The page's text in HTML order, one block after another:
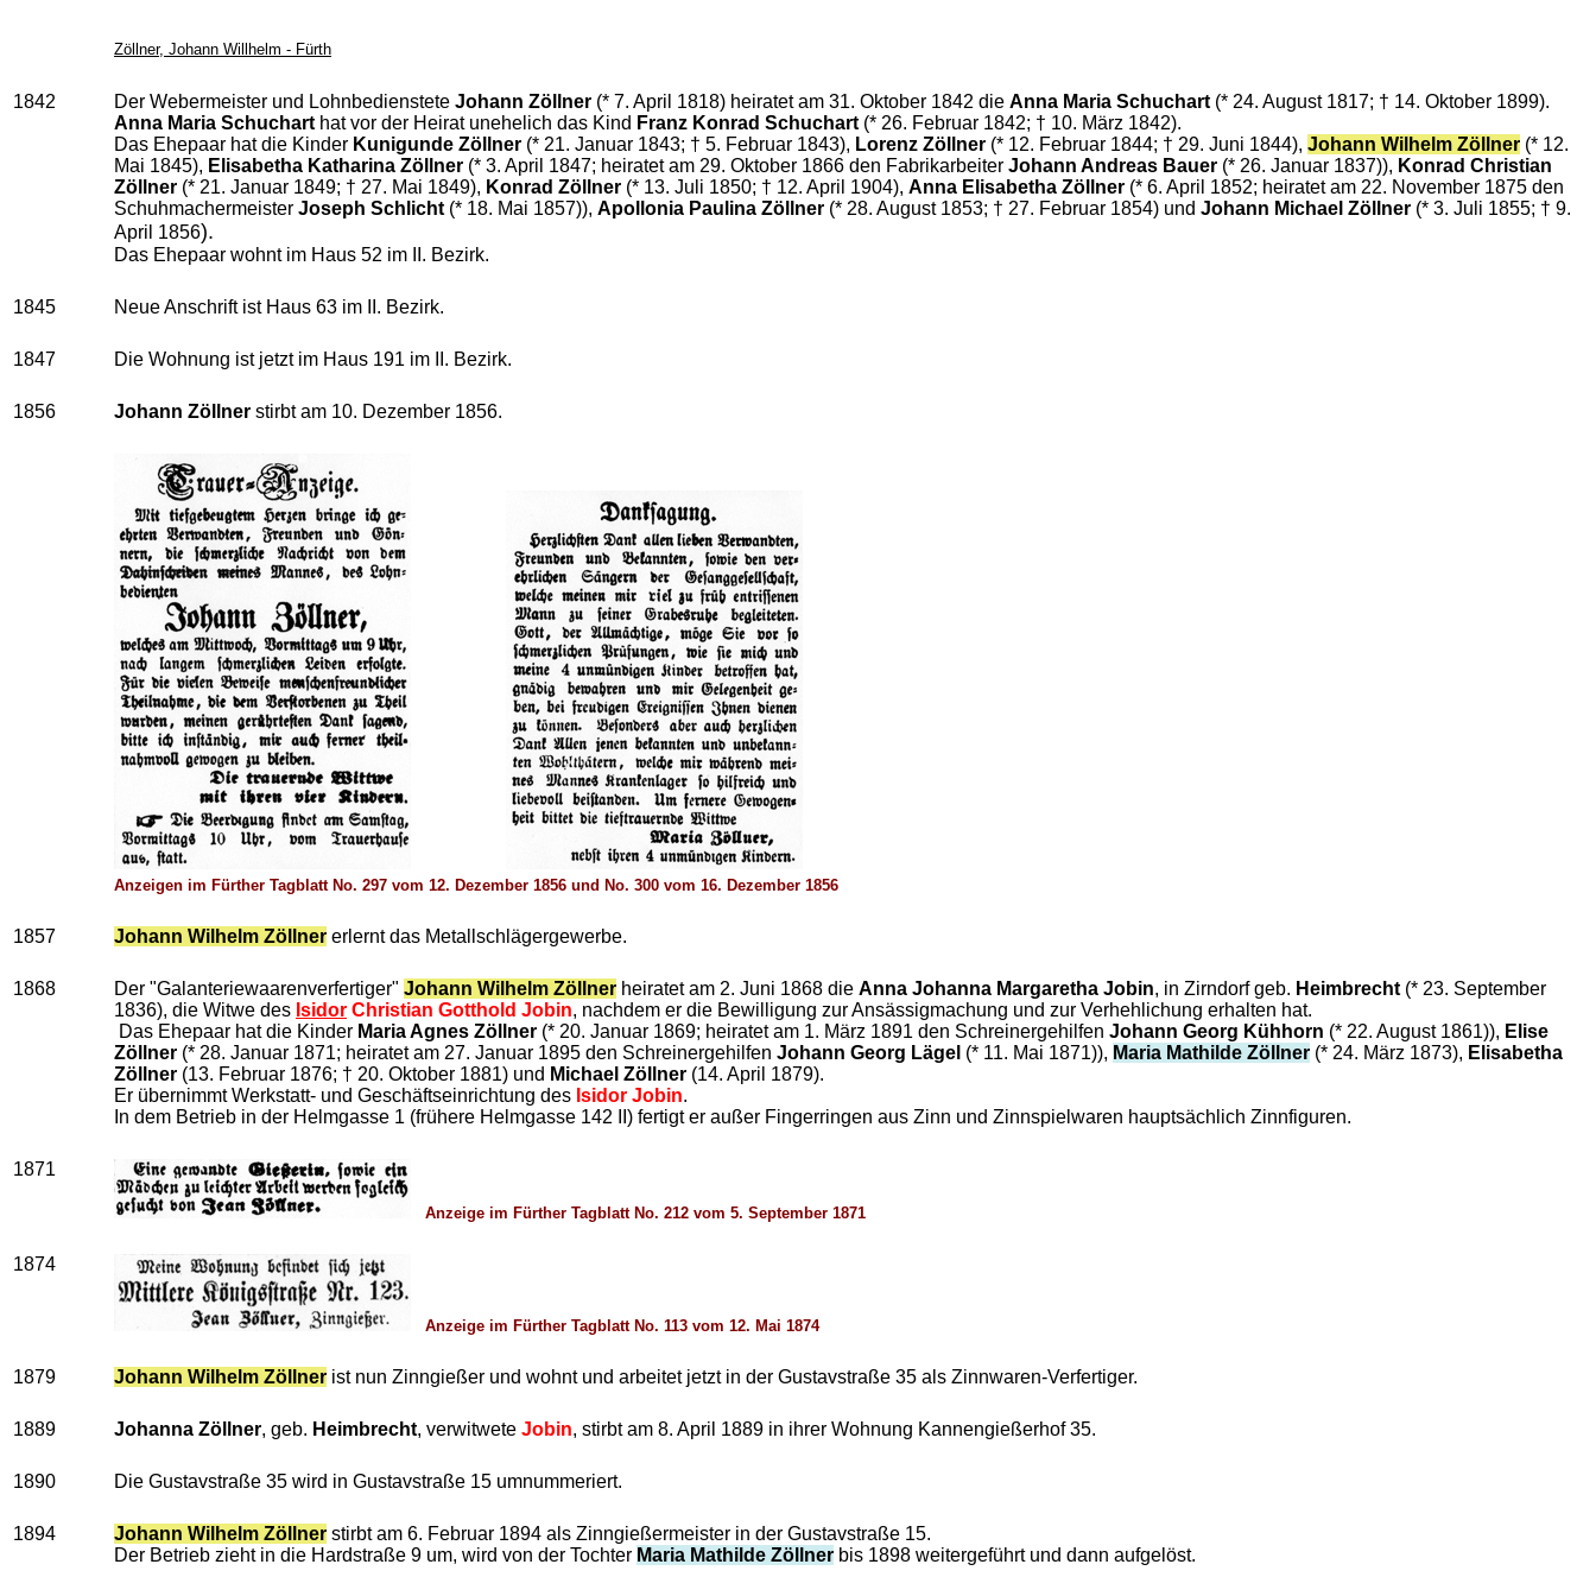
Zöllner, Johann Willhelm - Fürth
1842 Der Webermeister und Lohnbedienstete Johann Zöllner (* 7. April 1818) heiratet am 31. Oktober 1842 die Anna Maria Schuchart (* 24. August 1817; † 14. Oktober 1899).
Anna Maria Schuchart hat vor der Heirat unehelich das Kind Franz Konrad Schuchart (* 26. Februar 1842; † 10. März 1842).
Das Ehepaar hat die Kinder Kunigunde Zöllner (* 21. Januar 1843; † 5. Februar 1843), Lorenz Zöllner (* 12. Februar 1844; † 29. Juni 1844), Johann Wilhelm Zöllner (* 12.
Mai 1845), Elisabetha Katharina Zöllner (* 3. April 1847; heiratet am 29. Oktober 1866 den Fabrikarbeiter Johann Andreas Bauer (* 26. Januar 1837)), Konrad Christian
Zöllner (* 21. Januar 1849; † 27. Mai 1849), Konrad Zöllner (* 13. Juli 1850; † 12. April 1904), Anna Elisabetha Zöllner (* 6. April 1852; heiratet am 22. November 1875 den
Schuhmachermeister Joseph Schlicht (* 18. Mai 1857)), Apollonia Paulina Zöllner (* 28. August 1853; † 27. Februar 1854) und Johann Michael Zöllner (* 3. Juli 1855; † 9.
April 1856).
Das Ehepaar wohnt im Haus 52 im II. Bezirk.
1845 Neue Anschrift ist Haus 63 im II. Bezirk.
1847 Die Wohnung ist jetzt im Haus 191 im II. Bezirk.
1856 Johann Zöllner stirbt am 10. Dezember 1856.
Anzeigen im Fürther Tagblatt No. 297 vom 12. Dezember 1856 und No. 300 vom 16. Dezember 1856
1857 Johann Wilhelm Zöllner erlernt das Metallschlägergewerbe.
1868 Der "Galanteriewaarenverfertiger" Johann Wilhelm Zöllner heiratet am 2. Juni 1868 die Anna Johanna Margaretha Jobin, in Zirndorf geb. Heimbrecht (* 23. September
1836), die Witwe des Isidor Christian Gotthold Jobin, nachdem er die Bewilligung zur Ansässigmachung und zur Verhehlichung erhalten hat.
Das Ehepaar hat die Kinder Maria Agnes Zöllner (* 20. Januar 1869; heiratet am 1. März 1891 den Schreinergehilfen Johann Georg Kühhorn (* 22. August 1861)), Elise
Zöllner (* 28. Januar 1871; heiratet am 27. Januar 1895 den Schreinergehilfen Johann Georg Lägel (* 11. Mai 1871)), Maria Mathilde Zöllner (* 24. März 1873), Elisabetha
Zöllner (13. Februar 1876; † 20. Oktober 1881) und Michael Zöllner (14. April 1879).
Er übernimmt Werkstatt- und Geschäftseinrichtung des Isidor Jobin.
In dem Betrieb in der Helmgasse 1 (frühere Helmgasse 142 II) fertigt er außer Fingerringen aus Zinn und Zinnspielwaren hauptsächlich Zinnfiguren.
1871
Anzeige im Fürther Tagblatt No. 212 vom 5. September 1871
1874
Anzeige im Fürther Tagblatt No. 113 vom 12. Mai 1874
1879 Johann Wilhelm Zöllner ist nun Zinngießer und wohnt und arbeitet jetzt in der Gustavstraße 35 als Zinnwaren-Verfertiger.
1889 Johanna Zöllner, geb. Heimbrecht, verwitwete Jobin, stirbt am 8. April 1889 in ihrer Wohnung Kannengießerhof 35.
1890 Die Gustavstraße 35 wird in Gustavstraße 15 umnummeriert.
1894 Johann Wilhelm Zöllner stirbt am 6. Februar 1894 als Zinngießermeister in der Gustavstraße 15.
Der Betrieb zieht in die Hardstraße 9 um, wird von der Tochter Maria Mathilde Zöllner bis 1898 weitergeführt und dann aufgelöst.